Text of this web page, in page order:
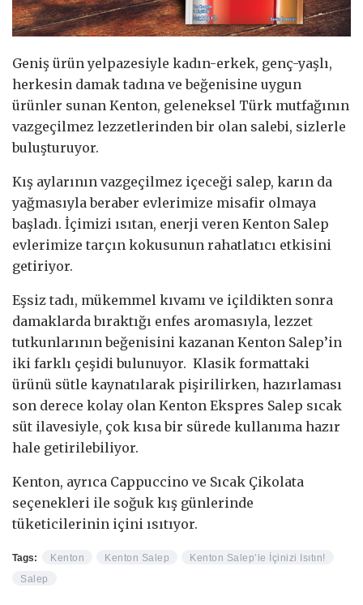
Geniş ürün yelpazesiyle kadın-erkek, genç-yaşlı,
herkesin damak tadına ve beğenisine uygun
ürünler sunan Kenton, geleneksel Türk mutfağının
vazgeçilmez lezzetlerinden bir olan salebi, sizlerle
buluşturuyor.
Kış aylarının vazgeçilmez içeceği salep, karın da
yağmasıyla beraber evlerimize misafir olmaya
başladı. İçimizi ısıtan, enerji veren Kenton Salep
evlerimize tarçın kokusunun rahatlatıcı etkisini
getiriyor.
Eşsiz tadı, mükemmel kıvamı ve içildikten sonra
damaklarda bıraktığı enfes aromasıyla, lezzet
tutkunlarının beğenisini kazanan Kenton Salep’in
iki farklı çeşidi bulunuyor. Klasik formattaki
ürünü sütle kaynatılarak pişirilirken, hazırlaması
son derece kolay olan Kenton Ekspres Salep sıcak
süt ilavesiyle, çok kısa bir sürede kullanıma hazır
hale getirilebiliyor.
Kenton, ayrıca Cappuccino ve Sıcak Çikolata
seçenekleri ile soğuk kış günlerinde
tüketicilerinin içini ısıtıyor.
Tags: Kenton Kenton Salep
Kenton Salep’le İçinizi Isıtın!
Salep